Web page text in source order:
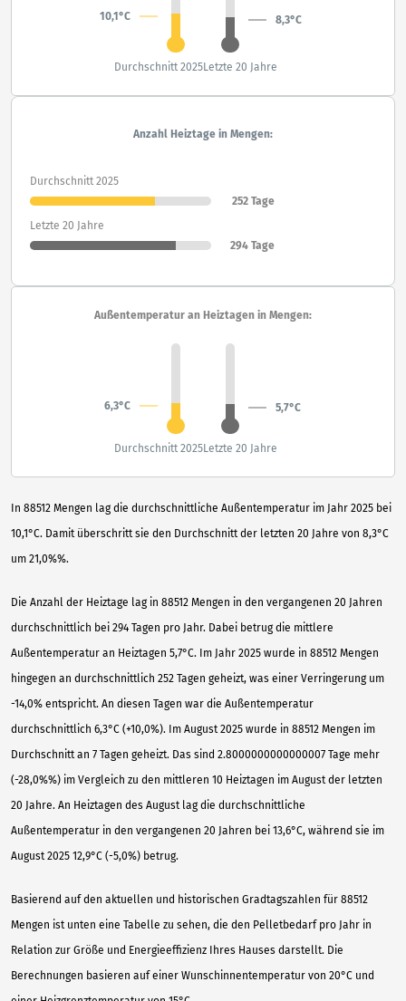
In 88512 Mengen lag die durchschnittliche Außentemperatur im Jahr 2025 bei
10,1°C. Damit überschritt sie den Durchschnitt der letzten 20 Jahre von 8,3°C
um 21,0%%.
Die Anzahl der Heiztage lag in 88512 Mengen in den vergangenen 20 Jahren
durchschnittlich bei 294 Tagen pro Jahr. Dabei betrug die mittlere
Außentemperatur an Heiztagen 5,7°C. Im Jahr 2025 wurde in 88512 Mengen
hingegen an durchschnittlich 252 Tagen geheizt, was einer Verringerung um
-14,0% entspricht. An diesen Tagen war die Außentemperatur
durchschnittlich 6,3°C (+10,0%). Im August 2025 wurde in 88512 Mengen im
Durchschnitt an 7 Tagen geheizt. Das sind 2.8000000000000007 Tage mehr
(-28,0%%) im Vergleich zu den mittleren 10 Heiztagen im August der letzten
20 Jahre. An Heiztagen des August lag die durchschnittliche
Außentemperatur in den vergangenen 20 Jahren bei 13,6°C, während sie im
August 2025 12,9°C (-5,0%) betrug.
Basierend auf den aktuellen und historischen Gradtagszahlen für 88512
Mengen ist unten eine Tabelle zu sehen, die den Pelletbedarf pro Jahr in
Relation zur Größe und Energieeffizienz Ihres Hauses darstellt. Die
Berechnungen basieren auf einer Wunschinnentemperatur von 20°C und
10,1°C 8,3°C
Durchschnitt 2025Letzte 20 Jahre
Anzahl Heiztage in Mengen:
Durchschnitt 2025
252 Tage
Letzte 20 Jahre
294 Tage
Außentemperatur an Heiztagen in Mengen:
6,3°C 5,7°C
Durchschnitt 2025Letzte 20 Jahre